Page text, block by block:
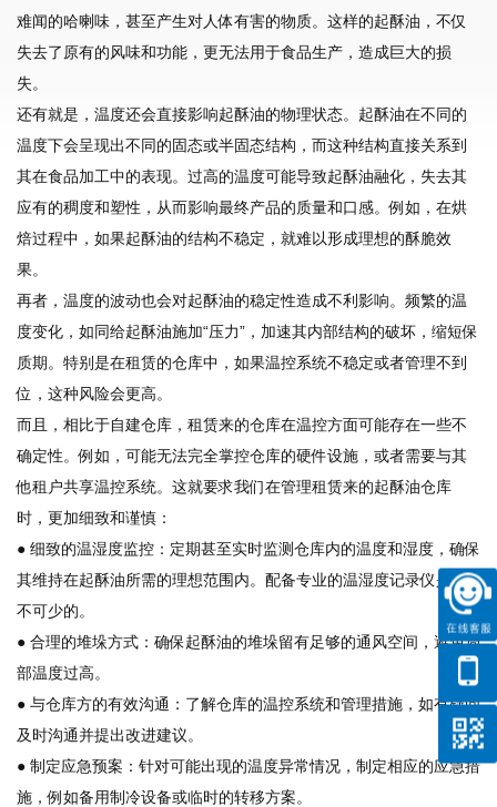
难闻的哈喇味，甚至产生对人体有害的物质。这样的起酥油，不仅
失去了原有的风味和功能，更无法用于食品生产，造成巨大的损
失。
还有就是，温度还会直接影响起酥油的物理状态。起酥油在不同的
温度下会呈现出不同的固态或半固态结构，而这种结构直接关系到
其在食品加工中的表现。过高的温度可能导致起酥油融化，失去其
应有的稠度和塑性，从而影响最终产品的质量和口感。例如，在烘
焙过程中，如果起酥油的结构不稳定，就难以形成理想的酥脆效
果。
再者，温度的波动也会对起酥油的稳定性造成不利影响。频繁的温
度变化，如同给起酥油施加“压力”，加速其内部结构的破坏，缩短保
质期。特别是在租赁的仓库中，如果温控系统不稳定或者管理不到
位，这种风险会更高。
而且，相比于自建仓库，租赁来的仓库在温控方面可能存在一些不
确定性。例如，可能无法完全掌控仓库的硬件设施，或者需要与其
他租户共享温控系统。这就要求我们在管理租赁来的起酥油仓库
时，更加细致和谨慎：
● 细致的温湿度监控：定期甚至实时监测仓库内的温度和湿度，确保
其维持在起酥油所需的理想范围内。配备专业的温湿度记录仪是必
不可少的。
● 合理的堆垛方式：确保起酥油的堆垛留有足够的通风空间，避免局
部温度过高。
● 与仓库方的有效沟通：了解仓库的温控系统和管理措施，如有疑问
及时沟通并提出改进建议。
● 制定应急预案：针对可能出现的温度异常情况，制定相应的应急措
施，例如备用制冷设备或临时的转移方案。